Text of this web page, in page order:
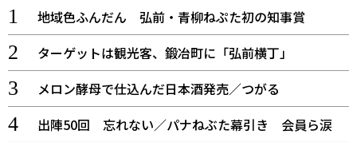
地域色ふんだん 弘前・青柳ねぷた初の知事賞
ターゲットは観光客、鍛冶町に「弘前横丁」
メロン酵母で仕込んだ日本酒発売／つがる
出陣50回 忘れない／パナねぶた幕引き 会員ら涙